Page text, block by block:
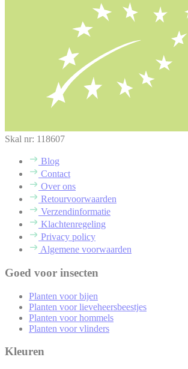
Skal nr: 118607
Blog
Contact
Over ons
Retourvoorwaarden
Verzendinformatie
Klachtenregeling
Privacy policy
Algemene voorwaarden
Goed voor insecten
Planten voor bijen
Planten voor lieveheersbeestjes
Planten voor hommels
Planten voor vlinders
Kleuren